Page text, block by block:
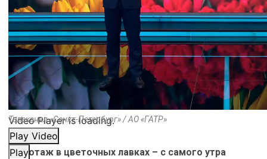
Video Player is loading.
Play Video
Play
Телеканал «Санкт-Петербург» / АО «ГАТР»
Ажиотаж в цветочных лавках – с самого утра